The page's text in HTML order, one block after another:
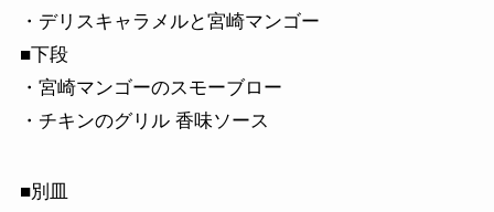
・デリスキャラメルと宮崎マンゴー
■下段
・宮崎マンゴーのスモーブロー
・チキンのグリル 香味ソース
■別皿